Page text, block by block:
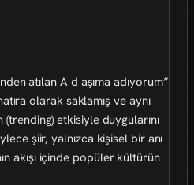
atılan A d aşıma adıyorum”
olarak saklamış ve aynı
etkisiyle duygularını
şiir, yalnızca kişisel bir anı
akışı içinde popüler kültürün